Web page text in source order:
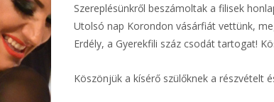
Szereplésünkről beszámoltak a filisek
Utolsó nap Korondon vásárfiát vettünk,
Erdély, a Gyerekfili száz csodát tartogat!
Köszönjük a kísérő szülőknek a részvételt